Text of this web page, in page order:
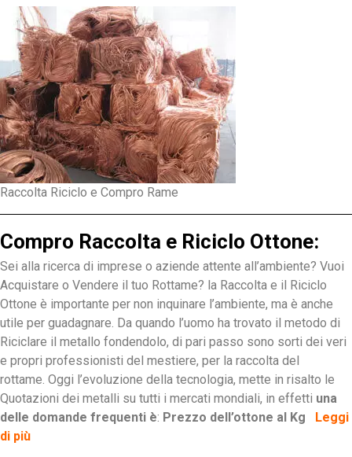
Raccolta Riciclo e Compro Rame
Compro Raccolta e Riciclo Ottone:
Sei alla ricerca di imprese o aziende attente all’ambiente? Vuoi
Acquistare o Vendere il tuo Rottame? la Raccolta e il Riciclo
Ottone è importante per non inquinare l’ambiente, ma è anche
utile per guadagnare. Da quando l’uomo ha trovato il metodo di
Riciclare il metallo fondendolo, di pari passo sono sorti dei veri
e propri professionisti del mestiere, per la raccolta del
rottame. Oggi l’evoluzione della tecnologia, mette in risalto le
Quotazioni dei metalli su tutti i mercati mondiali, in effetti una
delle domande frequenti è: Prezzo dell’ottone al Kg Leggi
di più